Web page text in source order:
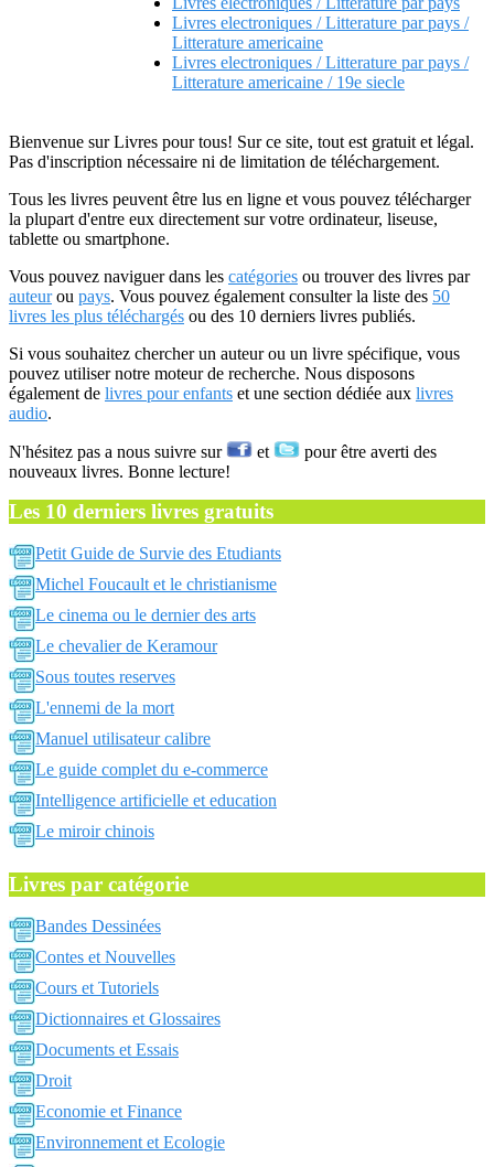
Livres electroniques / Litterature par pays /
Litterature americaine
Livres electroniques / Litterature par pays /
Litterature americaine / 19e siecle
Bienvenue sur Livres pour tous! Sur ce site, tout est gratuit et légal.
Pas d'inscription nécessaire ni de limitation de téléchargement.
Tous les livres peuvent être lus en ligne et vous pouvez télécharger
la plupart d'entre eux directement sur votre ordinateur, liseuse,
tablette ou smartphone.
Vous pouvez naviguer dans les catégories ou trouver des livres par
auteurou pays. Vous pouvez également consulter la liste des 50
livres les plus téléchargés ou des 10 derniers livres publiés.
Si vous souhaitez chercher un auteur ou un livre spécifique, vous
pouvez utiliser notre moteur de recherche. Nous disposons
également de livres pour enfants et une section dédiée aux livres
audio.
N'hésitez pas a nous suivre sur et
pour être averti des
nouveaux livres. Bonne lecture!
Les 10 derniers livres gratuits
Petit Guide de Survie des Etudiants
Michel Foucault et le christianisme
Le cinema ou le dernier des arts
Le chevalier de Keramour
Sous toutes reserves
L'ennemi de la mort
Manuel utilisateur calibre
Le guide complet du e-commerce
Intelligence artificielle et education
Le miroir chinois
Livres par catégorie
Bandes Dessinées
Contes et Nouvelles
Cours et Tutoriels
Dictionnaires et Glossaires
Documents et Essais
Droit
Economie et Finance
Environnement et Ecologie